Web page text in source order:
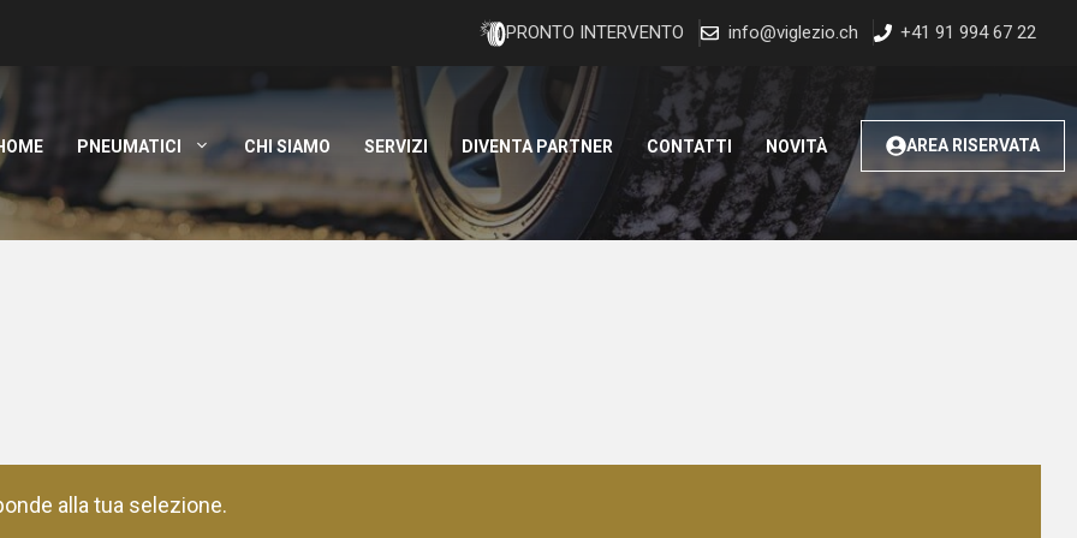
PRONTO INTERVENTO info@viglezio.ch +41 91 994 67 22
PNEUMATICI CHI SIAMO SERVIZI DIVENTA PARTNER CONTATTI NOVITÀ AREA RISERVATA
alla tua selezione.